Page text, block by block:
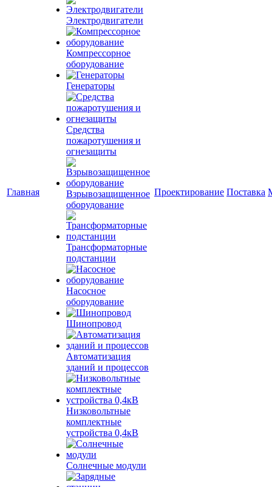
Главная
Электродвигатели
Компрессорное
оборудование
Генераторы
Средства
пожаротушения и
огнезащиты
Взрывозащищенное
оборудование
Трансформаторные
подстанции
Насосное
оборудование
Шинопровод
Автоматизация
зданий и процессов
Низковольтные
комплектные
устройства 0,4кВ
Солнечные модули
Проектирование Поставка